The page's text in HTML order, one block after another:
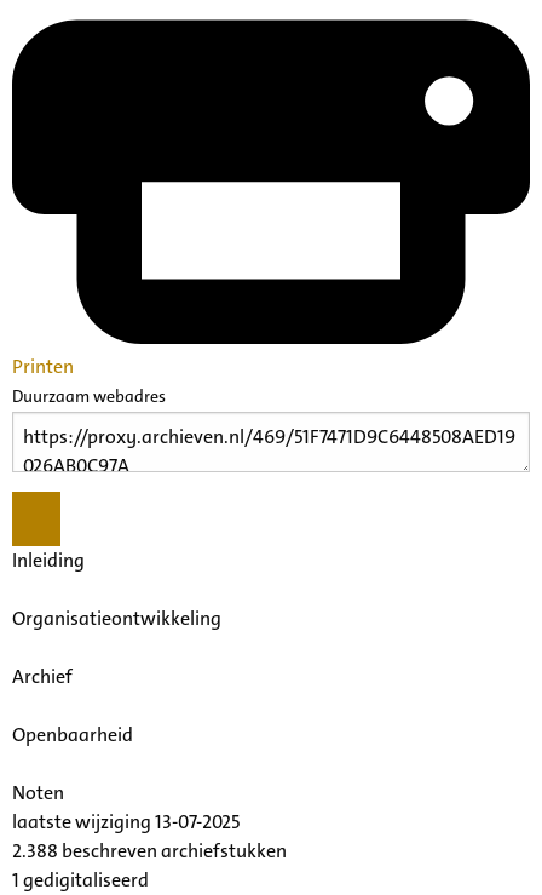
Printen
Duurzaam webadres
Inleiding
Organisatieontwikkeling
Archief
Openbaarheid
Noten
laatste wijziging 13-07-2025
2.388 beschreven archiefstukken
1 gedigitaliseerd